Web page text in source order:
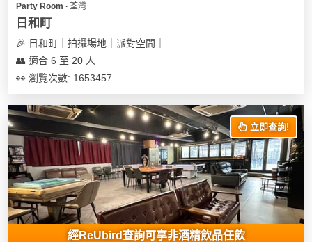
Party Room ∙ 荃灣
日和町
🎉 日和町｜拍攝場地｜派對空間｜
👥 適合 6 至 20 人
👀 瀏覽次數: 1653457
立即查詢!
經ReUbird查詢可享非酒精飲品任飲